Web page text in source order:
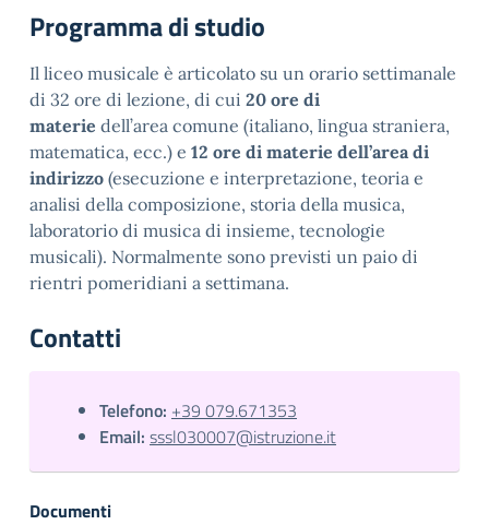
Programma di studio
Il liceo musicale è articolato su un orario settimanale
di 32 ore di lezione, di cui 20 ore di
materie dell’area comune (italiano, lingua straniera,
matematica, ecc.) e 12 ore di materie dell’area di
indirizzo (esecuzione e interpretazione, teoria e
analisi della composizione, storia della musica,
laboratorio di musica di insieme, tecnologie
musicali). Normalmente sono previsti un paio di
rientri pomeridiani a settimana.
Contatti
Telefono: +39 079.671353
Email: sssl030007@istruzione.it
Documenti